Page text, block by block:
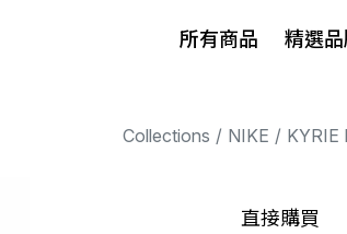
所有商品 精選
Collections NIKE KYRIE
直接購買